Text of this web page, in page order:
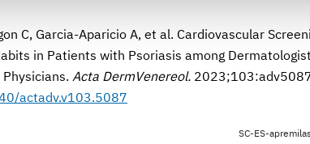
C, Garcia-Aparicio A, et al. Cardiovascular
in Patients with Psoriasis among
Physicians.Acta DermVenereol.
actadv.v103.5087
SC-ES-